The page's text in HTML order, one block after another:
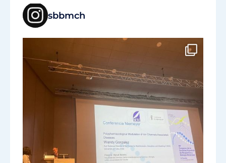
sbbmch